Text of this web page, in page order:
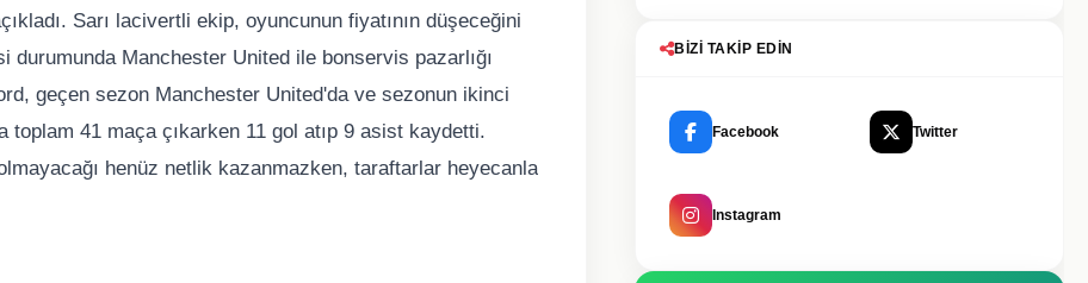
Sarı lacivertli ekip, oyuncunun fiyatının düşeceğini
Manchester United ile bonservis pazarlığı
geçen sezon Manchester United'da ve sezonun ikinci
toplam 41 maça çıkarken 11 gol atıp 9 asist kaydetti.
henüz netlik kazanmazken, taraftarlar heyecanla
BIZI TAKIP EDIN
Facebook Twitter
Instagram